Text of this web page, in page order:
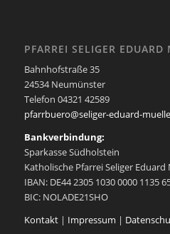
PFARREI SELIGER EDUARD
Bahnhofstraße 35
24534 Neumünster
Telefon 04321 42589
pfarrbuero@seliger-eduard-
Bankverbindung:
Sparkasse Südholstein
Katholische Pfarrei Seliger Eduard
IBAN: DE44 2305 1030 0000 1135
BIC: NOLADE21SHO
Kontakt| Impressum |